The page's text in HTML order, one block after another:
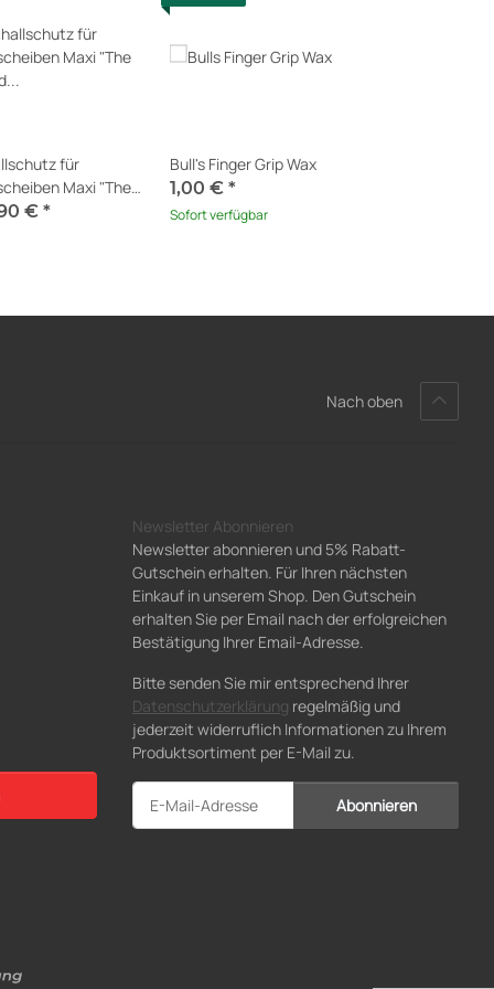
für
Maxi "The
of Silence®" V4
€ *
Bull's Finger Grip Wax
1,00 € *
Sofort verfügbar
Nach oben
Newsletter Abonnieren
Newsletter abonnieren und 5% Rabatt-
Gutschein erhalten. Für Ihren nächsten
Einkauf in unserem Shop. Den Gutschein
erhalten Sie per Email nach der erfolgreichen
Bestätigung Ihrer Email-Adresse.
Bitte senden Sie mir entsprechend Ihrer
Datenschutzerklärung regelmäßig und
jederzeit widerruflich Informationen zu Ihrem
Produktsortiment per E-Mail zu.
Abonnieren